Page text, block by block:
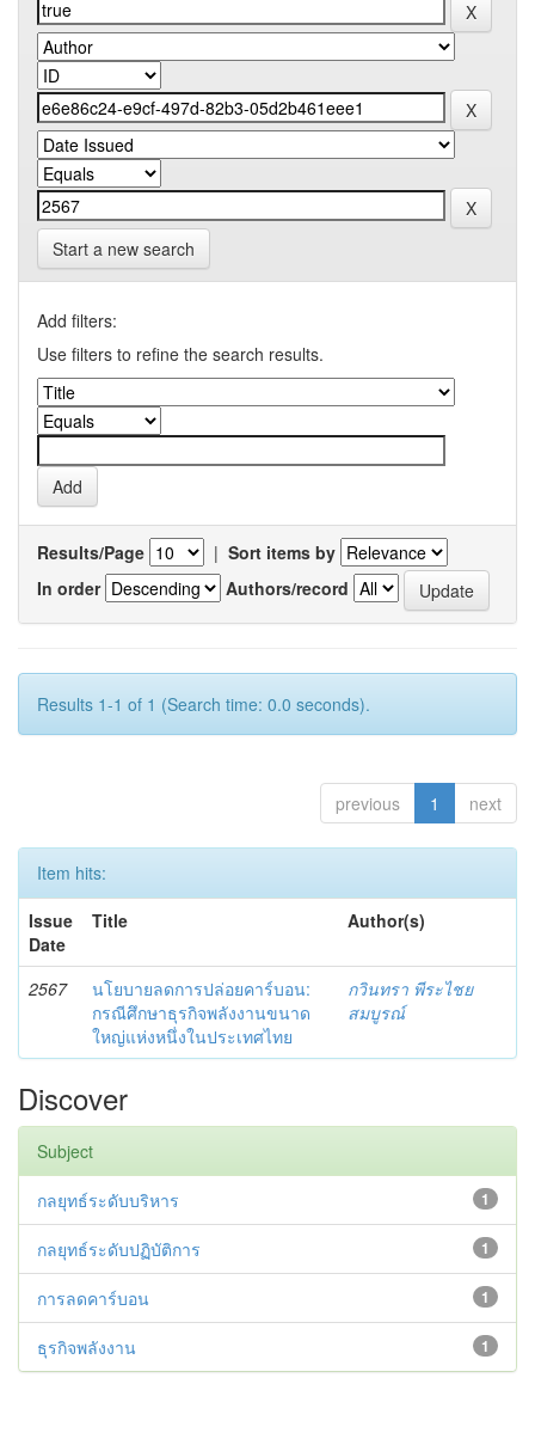
Start a new search
Add filters:
Use filters to refine the search results.
Results/Page | Sort items by
In order
Authors/record
Results 1-1 of 1 (Search time: 0.0 seconds).
previous 1 next
Item hits:
Issue
Date
Title Author(s)
2567
นโยบายลดการปล่อยคาร์บอน:
กรณีศึกษาธุรกิจพลังงานขนาด
ใหญ่แห่งหนึ่งในประเทศไทย
กวินทรา พีระไชย
สมบูรณ์
Discover
Subject
1
กลยุทธ์ระดับบริหาร
1
กลยุทธ์ระดับปฏิบัติการ
1
การลดคาร์บอน
1
ธุรกิจพลังงาน